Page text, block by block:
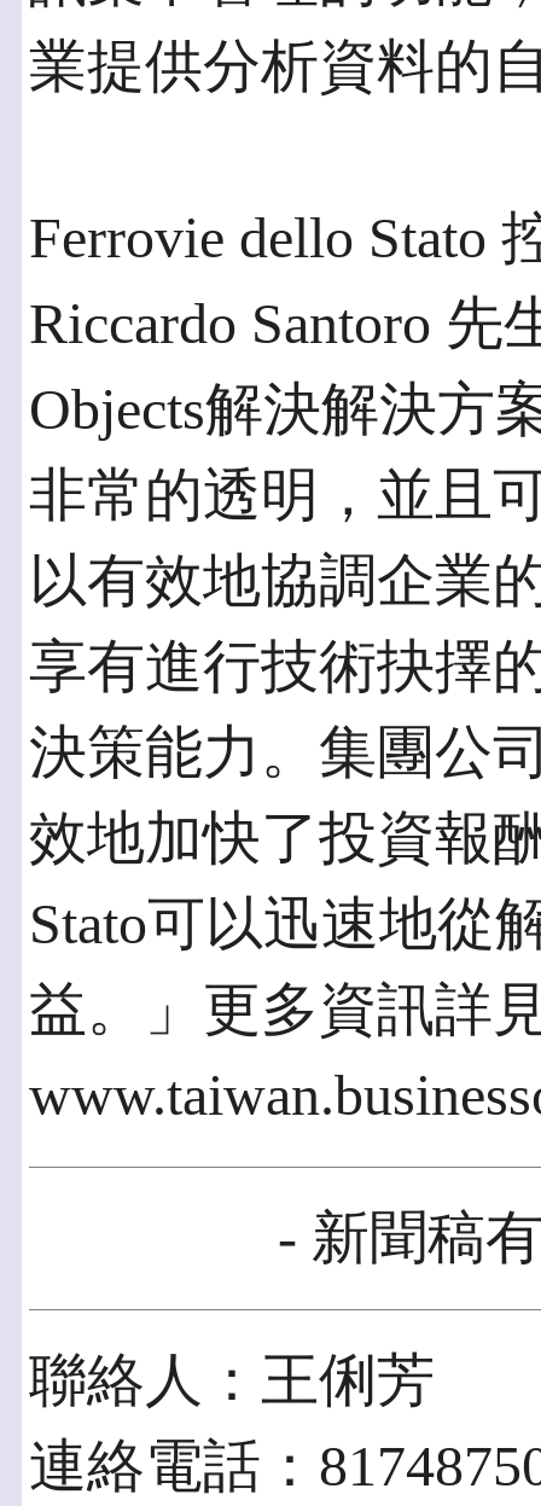
業提供分析資料的
Ferrovie dello Stato
Riccardo Santoro 先
Objects解決解決方
非常的透明，並且
以有效地協調企業
享有進行技術抉擇
決策能力。集團公
效地加快了投資報
Stato可以迅速地從
益。」更多資訊詳
- 新聞稿
聯絡人：王俐芳
連絡電話：